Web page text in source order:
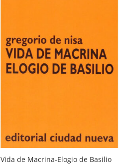
Vida de Macrina-Elogio de Basilio